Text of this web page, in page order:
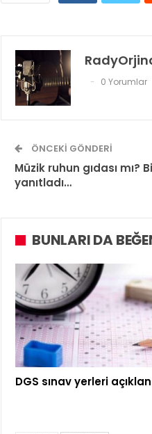
0 Yorumlar
ÖNCEKI GÖNDERI
Müzik ruhun gıdası mı?
yanıtladı…
BUNLARI DA
DGS sınav yerleri